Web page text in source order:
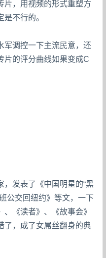
片，用视频的形式重塑方
不行的。
军调控一下主流民意，还
片的评分曲线如果变成C
，发表了《中国明星的“黑
公交回纽约》等文，一下
《读者》、《故事会》
了，成了女屌丝翻身的典